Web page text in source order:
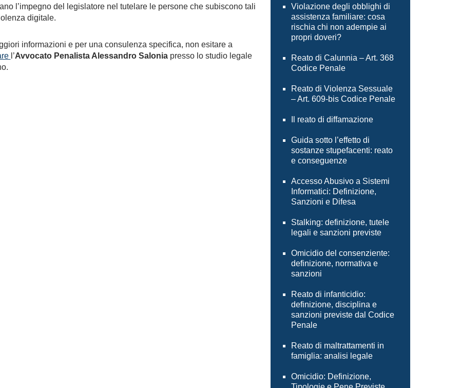
l’impegno del legislatore nel tutelare le persone che subiscono tali
digitale.
informazioni e per una consulenza specifica, non esitare a
l’Avvocato Penalista Alessandro Saloniapresso lo studio legale
Violazione degli obblighi di
assistenza familiare: cosa
rischia chi non adempie ai
propri doveri?
Reato di Calunnia – Art. 368
Codice Penale
Reato di Violenza Sessuale
– Art. 609-bis Codice Penale
Il reato di diffamazione
Guida sotto l’effetto di
sostanze stupefacenti: reato
e conseguenze
Accesso Abusivo a Sistemi
Informatici: Definizione,
Sanzioni e Difesa
Stalking: definizione, tutele
legali e sanzioni previste
Omicidio del consenziente:
definizione, normativa e
sanzioni
Reato di infanticidio:
definizione, disciplina e
sanzioni previste dal Codice
Penale
Reato di maltrattamenti in
famiglia: analisi legale
Omicidio: Definizione,